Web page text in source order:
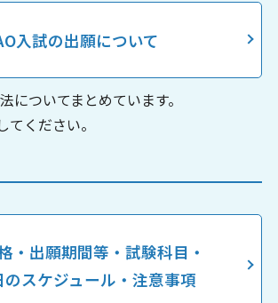
入試の出願について
についてまとめています。
てください。
・出願期間等・試験科目・
のスケジュール・注意事項